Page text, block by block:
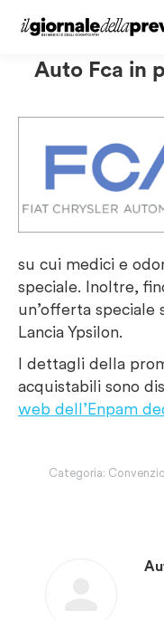
Auto Fca in
su cui medici e
speciale. Inoltre,
un’offerta speciale
Lancia Ypsilon.
I dettagli della
acquistabili sono
web dell’Enpam
Categoria: